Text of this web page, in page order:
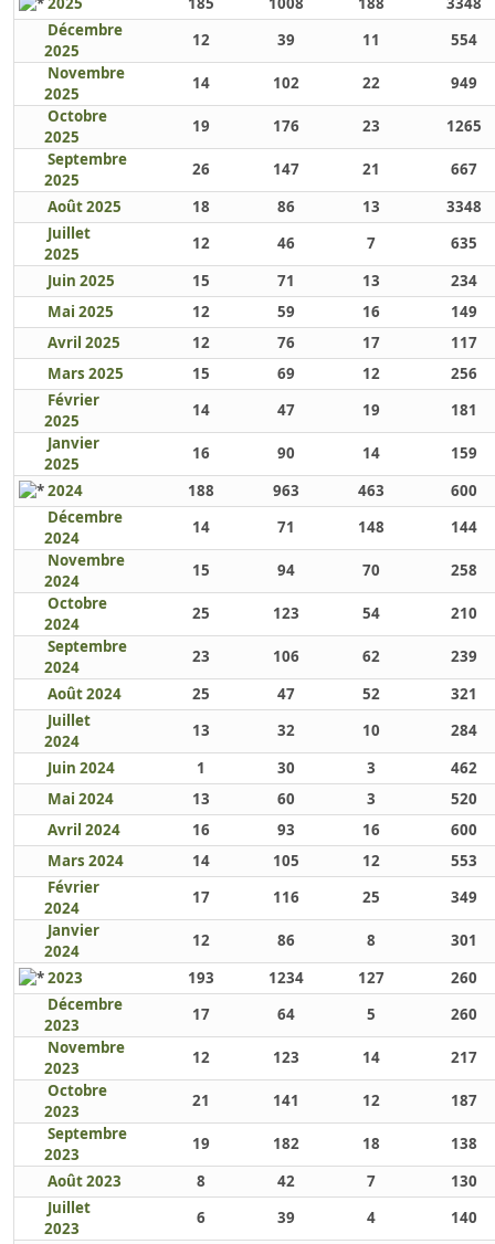
Décembre
2025
12 39 11
554
Novembre
2025
14 102 22
949
Octobre
2025
19 176 23
1265
Septembre
2025
26 147 21
667
Août 2025
18 86 13
3348
Juillet
2025
12 46 7
635
Juin 2025
15 71 13
234
Mai 2025
12 59 16
149
Avril 2025
12 76 17
117
Mars 2025
15 69 12
256
Février
2025
14 47 19
181
Janvier
2025
16 90 14
159
2024
188 963 463
600
Décembre
2024
14 71 148
144
Novembre
2024
15 94 70
258
Octobre
2024
25 123 54
210
Septembre
2024
23 106 62
239
Août 2024
25 47 52
321
Juillet
2024
13 32 10
284
Juin 2024
1 30 3
462
Mai 2024
13 60 3
520
Avril 2024
16 93 16
600
Mars 2024
14 105 12
553
Février
2024
17 116 25
349
Janvier
2024
12 86 8
301
2023
193 1234 127
260
Décembre
2023
17 64 5
260
Novembre
2023
12 123 14
217
Octobre
2023
21 141 12
187
Septembre
2023
19 182 18
138
Août 2023
8 42 7
130
Juillet
2023
6 39 4
140